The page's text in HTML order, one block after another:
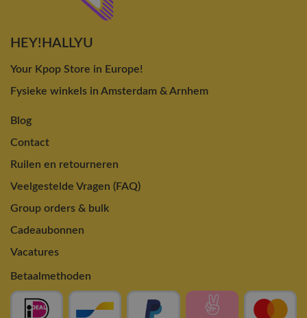
HEY!HALLYU
Your Kpop Store in Europe!
Fysieke winkels in Amsterdam & Arnhem
Blog
Contact
Ruilen en retourneren
Veelgestelde Vragen (FAQ)
Group orders & bulk
Cadeaubonnen
Vacatures
Betaalmethoden